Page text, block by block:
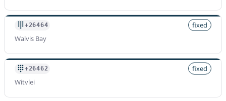
+26464
fixed
Walvis Bay
+26462
fixed
Witvlei